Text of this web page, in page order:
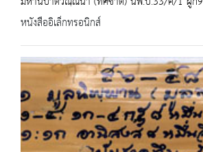
หนังสืออิเล็กทรอนิกส์